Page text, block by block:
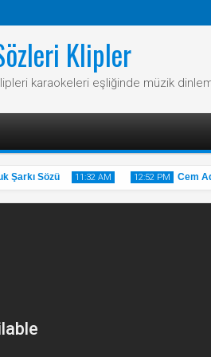
Klipler
karaokeleri eşliğinde müzik
Sözü 11:32 AM 12:52 PM Cem